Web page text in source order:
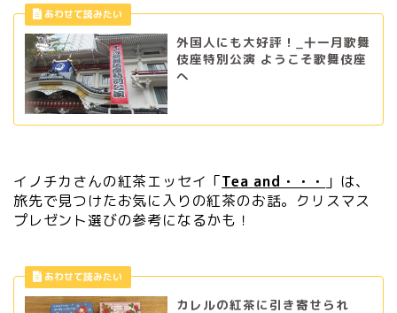
外国人にも大好評！_十一月歌舞
伎座特別公演 ようこそ歌舞伎座
へ
イノチカさんの紅茶エッセイ「Tea and・・・ 」は、
旅先で見つけたお気に入りの紅茶のお話。クリスマス
プレゼント選びの参考になるかも！
カレルの紅茶に引き寄せられ